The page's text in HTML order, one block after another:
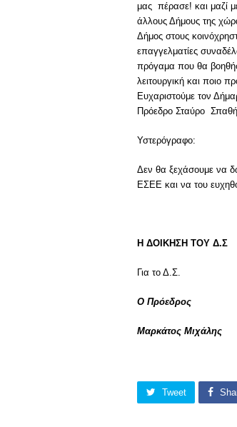
μας πέρασε! και μαζί
άλλους Δήμους της
Δήμος στους
επαγγελματίες
πρόγαμα που θα
λειτουργική και ποιο
Ευχαριστούμε τον
Πρόεδρο Σταύρο
Υστερόγραφο:
Δεν θα ξεχάσουμε να
ΕΣΕΕ και να του
Η ΔΟΙΚΗΣΗ ΤΟΥ Δ.Σ
Για το Δ.Σ.
Ο Πρόεδρος
Μαρκάτος Μιχάλης
Tweet